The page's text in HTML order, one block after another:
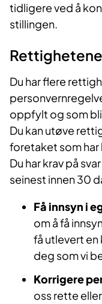
tidligere ved å
stillingen.
Du har flere
oppfylt og som
Du kan utøve
foretaket som har
Du har krav på
seinest innen 30
Få innsyn i
om å få
få utlevert
deg som vi
Korrigere
oss rette